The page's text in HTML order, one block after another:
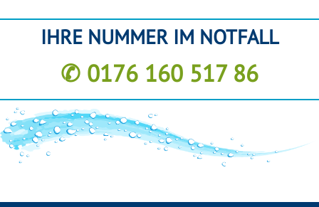
IHRE NUMMER IM NOTFALL
✆ 0176 160 517 86